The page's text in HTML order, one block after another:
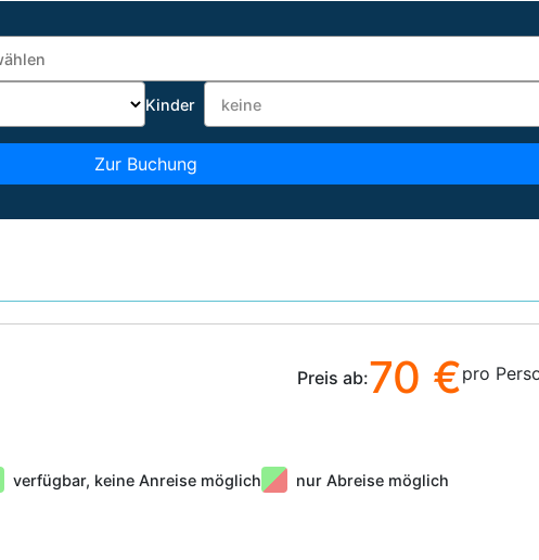
Kinder
Zur Buchung
Preis ab:70 €pro
verfügbar, keine Anreise möglich
nur Abreise möglich